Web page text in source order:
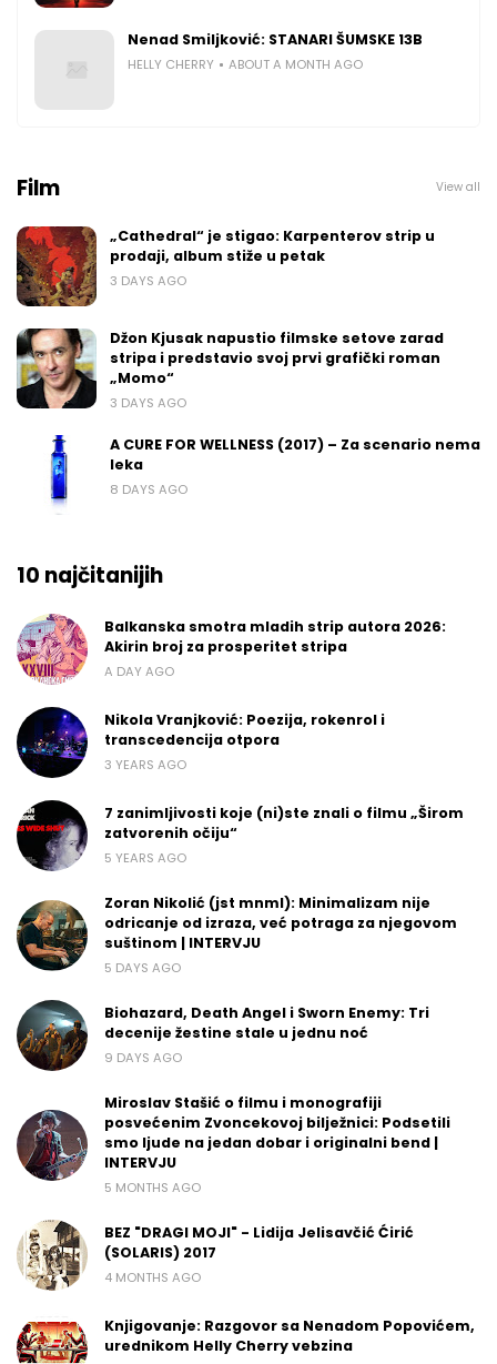
Nenad Smiljković: STANARI ŠUMSKE 13B
HELLY CHERRY ABOUT A MONTH AGO
Film View all
„Cathedral“ je stigao: Karpenterov strip u
prodaji, album stiže u petak
3 DAYS AGO
Džon Kjusak napustio filmske setove zarad
stripa i predstavio svoj prvi grafički roman
„Momo“
3 DAYS AGO
A CURE FOR WELLNESS (2017) – Za scenario nema
leka
8 DAYS AGO
10 najčitanijih
Balkanska smotra mladih strip autora 2026:
Akirin broj za prosperitet stripa
A DAY AGO
Nikola Vranjković: Poezija, rokenrol i
transcedencija otpora
3 YEARS AGO
7 zanimljivosti koje (ni)ste znali o filmu „Širom
zatvorenih očiju“
5 YEARS AGO
Zoran Nikolić (jst mnml): Minimalizam nije
odricanje od izraza, već potraga za njegovom
suštinom | INTERVJU
5 DAYS AGO
Biohazard, Death Angel i Sworn Enemy: Tri
decenije žestine stale u jednu noć
9 DAYS AGO
Miroslav Stašić o filmu i monografiji
posvećenim Zvoncekovoj bilježnici: Podsetili
smo ljude na jedan dobar i originalni bend |
INTERVJU
5 MONTHS AGO
BEZ "DRAGI MOJI" - Lidija Jelisavčić Ćirić
(SOLARIS) 2017
4 MONTHS AGO
Knjigovanje: Razgovor sa Nenadom Popovićem,
urednikom Helly Cherry vebzina